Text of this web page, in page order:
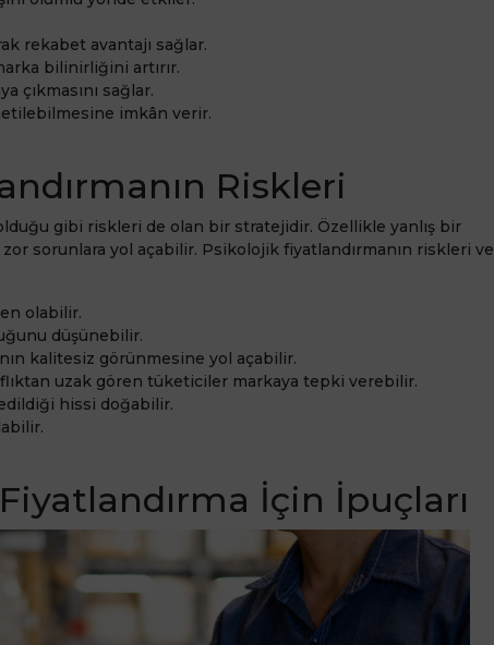
rekabet avantajı sağlar.
bilinirliğini artırır.
çıkmasını sağlar.
imkân verir.
Riskleri
gibi riskleri de olan bir stratejidir. Özellikle yanlış bir
sorunlara yol açabilir. Psikolojik fiyatlandırmanın riskleri ve
olabilir.
düşünebilir.
kalitesiz görünmesine yol açabilir.
uzak gören tüketiciler markaya tepki verebilir.
hissi doğabilir.
İçin İpuçları